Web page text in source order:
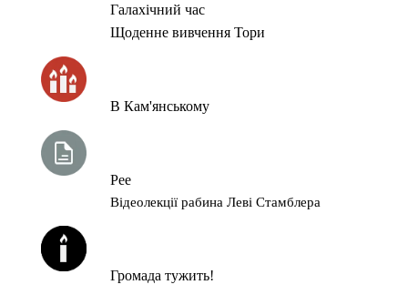
Галахічний час
Щоденне вивчення Тори
В Кам'янському
Рее
Відеолекції рабина Леві Стамблера
Громада тужить!